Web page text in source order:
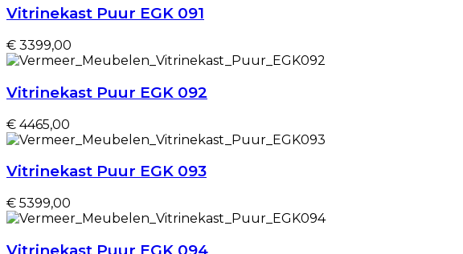
Vitrinekast Puur EGK 091
€ 3399,00
Vitrinekast Puur EGK 092
€ 4465,00
Vitrinekast Puur EGK 093
€ 5399,00
Vitrinekast Puur EGK 094